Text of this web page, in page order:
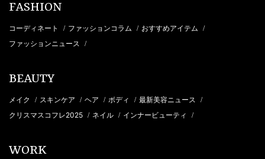
FASHION
コーディネート / ファッションコラム / おすすめアイテム /
ファッションニュース /
BEAUTY
メイク / スキンケア / ヘア / ボディ / 最新美容ニュース /
クリスマスコフレ2025 / ネイル / インナービューティ /
WORK